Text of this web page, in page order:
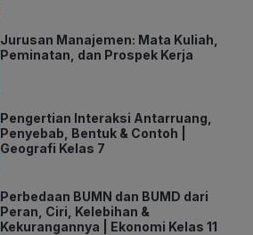
Jurusan Manajemen: Mata Kuliah,
Peminatan, dan Prospek Kerja
Pengertian Interaksi Antarruang,
Penyebab, Bentuk & Contoh |
Geografi Kelas 7
Perbedaan BUMN dan BUMD dari
Peran, Ciri, Kelebihan &
Kekurangannya | Ekonomi Kelas 11